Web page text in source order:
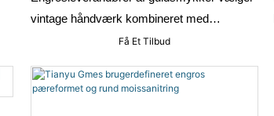
vintage håndværk kombineret med
rubinernes romantiske karakteristika til at
kunderne, mens de også kan vælge
Få Et Tilbud